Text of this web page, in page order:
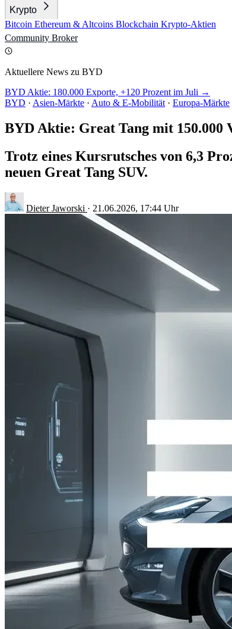
Krypto
Bitcoin Ethereum & Altcoins Blockchain Krypto-Aktien
Community Broker
Aktuellere News zu BYD
BYD Aktie: 180.000 Exporte, +120 Prozent im Juli →
BYD · Asien-Märkte · Auto & E-Mobilität · Europa-Märkte
BYD Aktie: Great Tang mit 150.000
Trotz eines Kursrutsches von 6,3
neuen Great Tang SUV.
Dieter Jaworski · 21.06.2026, 17:44 Uhr